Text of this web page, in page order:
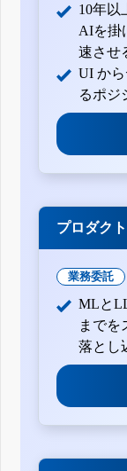
10年以
AIを掛
速させ
UI か
るポジ
プロダク
業務委託
MLと
までを
落とし